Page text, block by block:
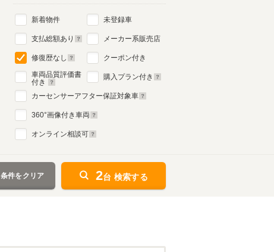
新着物件
支払総額あり
修復歴なし
車両品質評価書
付き
未登録車
メーカー系販売店
クーポン付き
購入プラン付き
カーセンサーアフター保証対象車
360°画像付き車両
オンライン相談可
条件をクリア 2台 検索する